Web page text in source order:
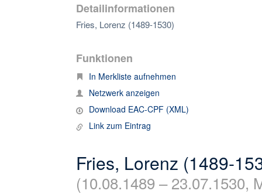
Detailinformationen
Fries, Lorenz (1489-1530)
Funktionen
In Merkliste aufnehmen
Netzwerk anzeigen
Download EAC-CPF (XML)
Link zum Eintrag
Fries, Lorenz (1489-
(10.08.1489 – 23.07.1530,